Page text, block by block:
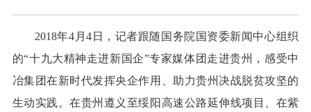
2018年4月4日，记者跟随国务院国资委新闻中心组织
的“十九大精神走进新国企”专家媒体团走进贵州，感受中
冶集团在新时代发挥央企作用、助力贵州决战脱贫攻坚的
生动实践。在贵州遵义至绥阳高速公路延伸线项目、在紫